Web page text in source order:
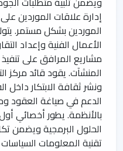
إدارة علاقات الموردين
الموردين بشكل مستمر.
الأعمال الفنية وإعداد
مشاريع المرافق على
المنشآت. يقود قائد مركز
ونشر ثقافة الابتكار داخل
الدعم في صياغة العقود
بالأنظمة. يطور أخصائي
الحلول البرمجية ويضمن
تقنية المعلومات السياسات